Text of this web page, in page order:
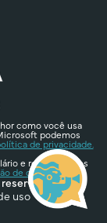
como você usa
podemos
de privacidade.
e removeremos
de dados.
uso